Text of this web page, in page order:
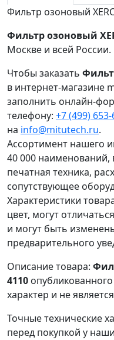
Фильтр озоновый
Фильтр озоновый
Москве и всей России.
Чтобы заказать
в интернет-магазине
заполнить онлайн-
телефону: +7 (499)
на info@mitutech.ru.
Ассортимент нашего
40 000 наименований,
печатная техника,
сопутствующее
Характеристики
цвет, могут
и могут быть
предварительного
Описание товара:
4110
характер и не
Точные технические
перед покупкой у